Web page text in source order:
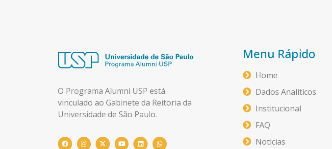
O Programa Alumni USP está
vinculado ao Gabinete da Reitoria da
Universidade de São Paulo.
Menu Rápido
Home
Dados Analíticos
Institucional
FAQ
Notícias